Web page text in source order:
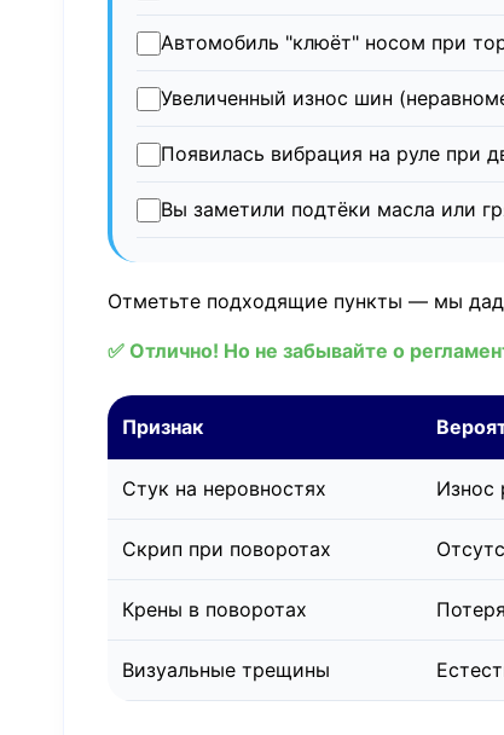
Автомобиль "клюёт" носом при
Увеличенный износ шин
Появилась вибрация на руле при
Вы заметили подтёки масла или
Отметьте подходящие пункты — мы
✅ Отлично! Но не забывайте о
Признак
Стук на неровностях Износ
Скрип при поворотах
Крены в поворотах
Визуальные трещины